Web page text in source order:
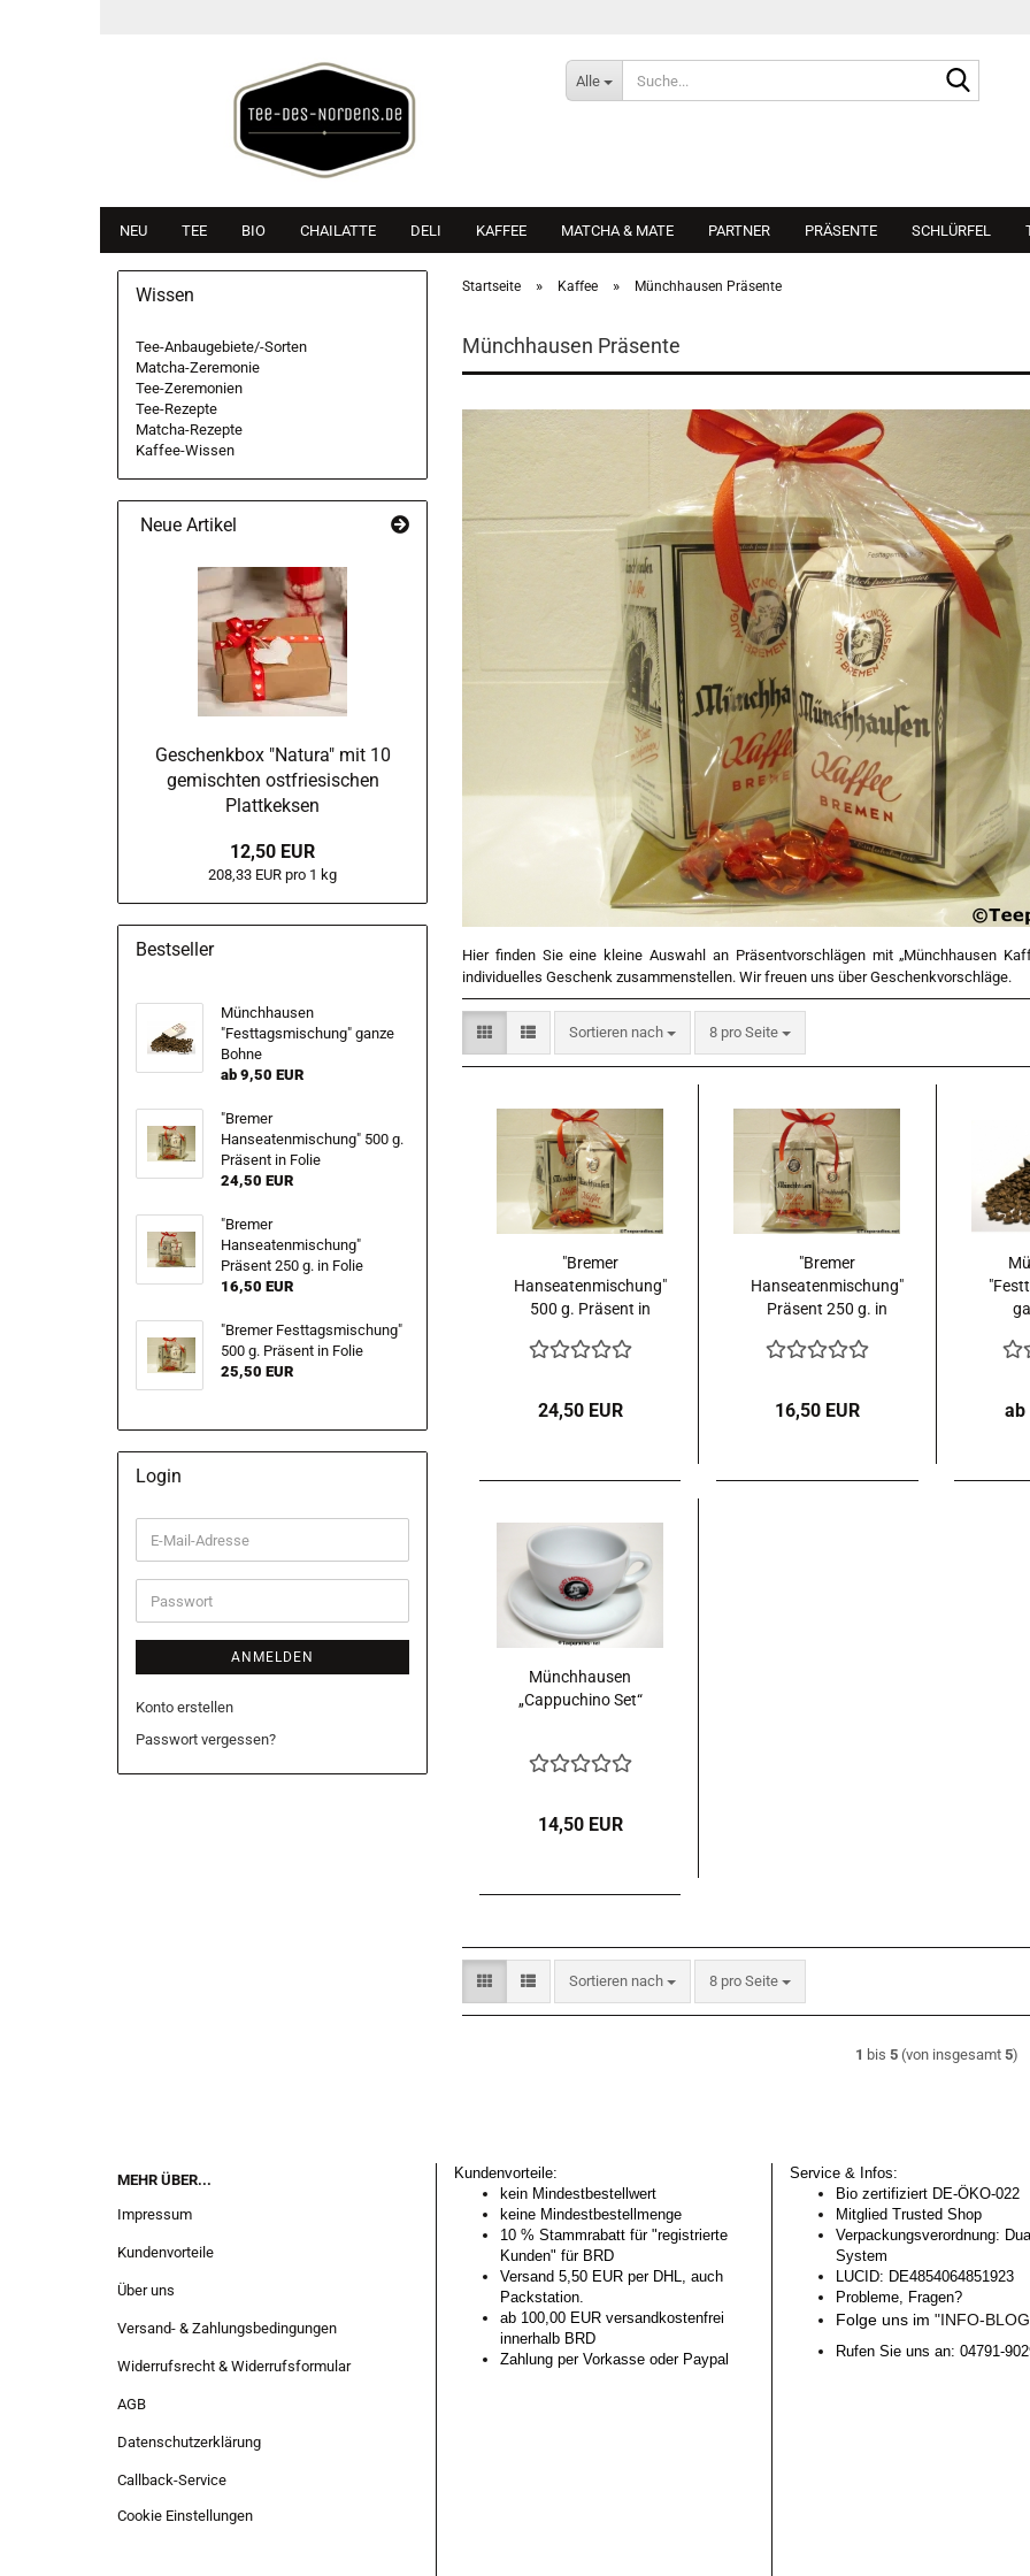
Alle
NEU TEE BIO CHAILATTE DELI KAFFEE MATCHA & MATE PARTNER PRÄSENTE SCHLÜRFEL
Startseite » Kaffee » Münchhausen Präsente
Münchhausen Präsente
Hier finden Sie eine kleine Auswahl an Präsentvorschlägen mit „Münchhausen
individuelles Geschenk zusammenstellen. Wir freuen uns über Geschenkvorschläge.
Sortieren nach
Sortieren nach 8 pro Seite
pro Seite
"Bremer
Hanseatenmischung"
500 g. Präsent in
24,50 EUR
"Bremer
Hanseatenmischung"
Präsent 250 g. in
16,50 EUR ab
Münchhausen
„Cappuchino Set“
14,50 EUR
Sortieren nach
Sortieren nach 8 pro Seite
pro Seite
1 bis 5(von insgesamt 5)
Wissen
Tee-Anbaugebiete/-Sorten
Matcha-Zeremonie
Tee-Zeremonien
Tee-Rezepte
Matcha-Rezepte
Kaffee-Wissen
Neue Artikel
Geschenkbox "Natura" mit 10
gemischten ostfriesischen
Plattkeksen
12,50 EUR
208,33 EUR pro 1 kg
Bestseller
Münchhausen
"Festtagsmischung" ganze
Bohne
ab 9,50 EUR
"Bremer
Hanseatenmischung" 500 g.
Präsent in Folie
24,50 EUR
"Bremer
Hanseatenmischung"
Präsent 250 g. in Folie
16,50 EUR
"Bremer Festtagsmischung"
500 g. Präsent in Folie
25,50 EUR
Login
E-
Mail-
Adresse
Passwort
ANMELDEN
Konto erstellen
Passwort vergessen?
MEHR ÜBER...
Impressum
Kundenvorteile
Über uns
Versand- & Zahlungsbedingungen
Widerrufsrecht & Widerrufsformular
AGB
Datenschutzerklärung
Callback-Service
Cookie Einstellungen
Kundenvorteile:
kein Mindestbestellwert
keine Mindestbestellmenge
10 % Stammrabatt für "registrierte
Kunden" für BRD
Versand 5,50 EUR per DHL, auch
Packstation.
ab 100,00 EUR versandkostenfrei
innerhalb BRD
Zahlung per Vorkasse oder Paypal
Service & Infos:
Bio zertifiziert DE-ÖKO-022
Mitglied Trusted Shop
Verpackungsverordnung:
System
LUCID: DE4854064851923
Probleme, Fragen?
Folge uns im "INFO-
Rufen Sie uns an: 04791-